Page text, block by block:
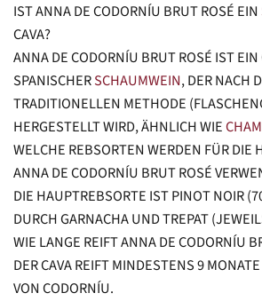
IST ANNA DE CODORNÍU BRUT ROSÉ EIN
CAVA?
ANNA DE CODORNÍU BRUT ROSÉ IST EIN
SPANISCHERSCHAUMWEIN, DER NACH
TRADITIONELLEN METHODE
HERGESTELLT WIRD, ÄHNLICH WIE
WELCHE REBSORTEN WERDEN FÜR DIE
ANNA DE CODORNÍU BRUT ROSÉ
DIE HAUPTREBSORTE IST PINOT NOIR
DURCH GARNACHA UND TREPAT
WIE LANGE REIFT ANNA DE CODORNÍU
DER CAVA REIFT MINDESTENS 9
VON CODORNÍU.